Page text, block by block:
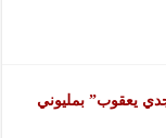
يعقوب” بمليوني